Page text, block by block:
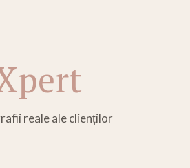
reale ale clienților